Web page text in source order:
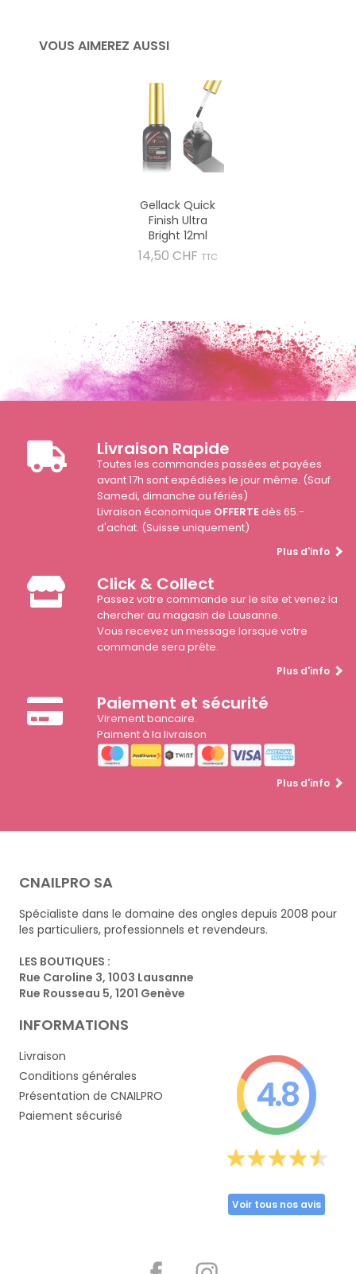
VOUS AIMEREZ AUSSI
Gellack Quick
Finish Ultra
Bright 12ml
14,50 CHF Prix
TTC
Livraison Rapide
Toutes les commandes passées et payées
avant 17h sont expédiées le jour même. (Sauf
Samedi, dimanche ou fériés)
Livraison économique OFFERTEdès 65.-
d'achat. (Suisse uniquement)
Plus d'info
Click & Collect
Passez votre commande sur le site et venez la
chercher au magasin de Lausanne.
Vous recevez un message lorsque votre
commande sera prête.
Plus d'info
Paiement et sécurité
Virement bancaire.
Paiment à la livraison
Plus d'info
CNAILPRO SA
Spécialiste dans le domaine des ongles depuis 2008 pour
les particuliers, professionnels et revendeurs.
LES BOUTIQUES :
Rue Caroline 3, 1003 Lausanne
Rue Rousseau 5, 1201 Genève
INFORMATIONS
Livraison
Conditions générales
Présentation de CNAILPRO
Paiement sécurisé
4.8
Voir tous nos avis